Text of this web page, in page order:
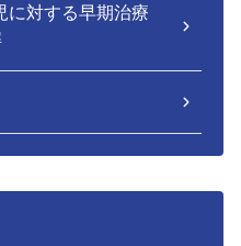
に対する早期治療